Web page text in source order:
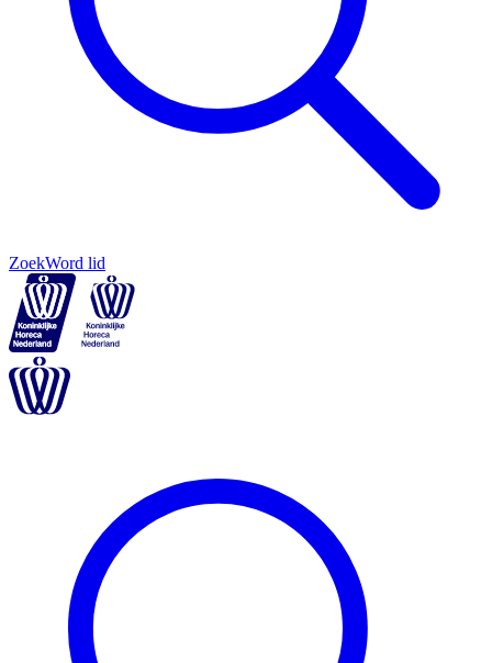
ZoekWord lid